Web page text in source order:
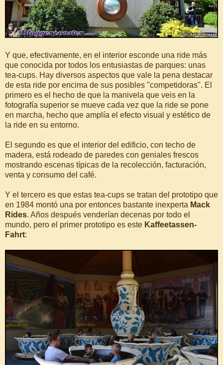
Y que, efectivamente, en el interior esconde una ride más
que conocida por todos los entusiastas de parques: unas
tea-cups. Hay diversos aspectos que vale la pena destacar
de esta ride por encima de sus posibles "competidoras". El
primero es el hecho de que la manivela que veis en la
fotografía superior se mueve cada vez que la ride se pone
en marcha, hecho que amplía el efecto visual y estético de
la ride en su entorno.
El segundo es que el interior del edificio, con techo de
madera, está rodeado de paredes con geniales frescos
mostrando escenas típicas de la recolección, facturación,
venta y consumo del café.
Y el tercero es que estas tea-cups se tratan del prototipo que
en 1984 montó una por entonces bastante inexperta Mack
Rides. Años después venderían decenas por todo el
mundo, pero el primer prototipo es este Kaffeetassen-
Fahrt: